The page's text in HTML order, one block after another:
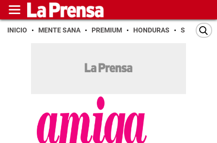
INICIO MENTE SANA PREMIUM HONDURAS SAN PEDRO